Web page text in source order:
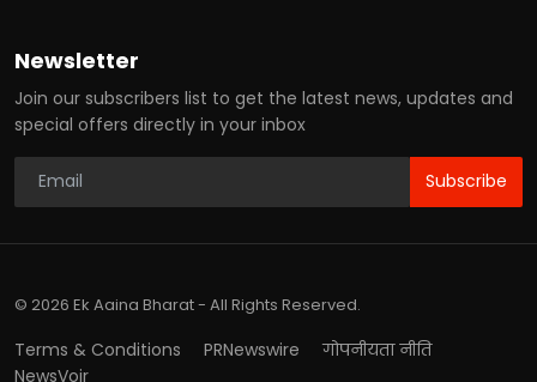
Newsletter
Join our subscribers list to get the latest news, updates and
special offers directly in your inbox
Subscribe
© 2026 Ek Aaina Bharat - All Rights Reserved.
Terms & Conditions PRNewswire
गोपनीयता नीति
NewsVoir